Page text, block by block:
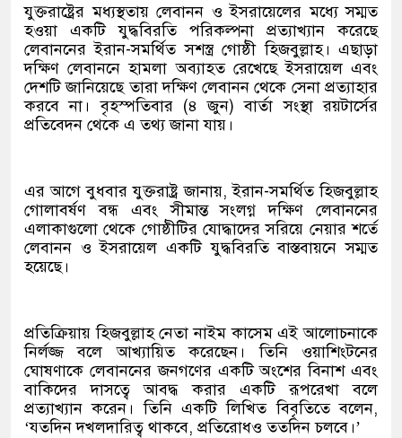
যুক্তরাষ্ট্রের মধ্যস্থতায় লেবানন ও ইসরায়েলের মধ্যে সম্মত
হওয়া একটি যুদ্ধবিরতি পরিকল্পনা প্রত্যাখ্যান করেছে
লেবাননের ইরান-সমর্থিত সশস্ত্র গোষ্ঠী হিজবুল্লাহ। এছাড়া
দক্ষিণ লেবাননে হামলা অব্যাহত রেখেছে ইসরায়েল এবং
দেশটি জানিয়েছে তারা দক্ষিণ লেবানন থেকে সেনা প্রত্যাহার
করবে না। বৃহস্পতিবার (৪ জুন) বার্তা সংস্থা রয়টার্সের
প্রতিবেদন থেকে এ তথ্য জানা যায়।
এর আগে বুধবার যুক্তরাষ্ট্র জানায়, ইরান-সমর্থিত হিজবুল্লাহ
গোলাবর্ষণ বন্ধ এবং সীমান্ত সংলগ্ন দক্ষিণ লেবাননের
এলাকাগুলো থেকে গোষ্ঠীটির যোদ্ধাদের সরিয়ে নেয়ার শর্তে
লেবানন ও ইসরায়েল একটি যুদ্ধবিরতি বাস্তবায়নে সম্মত
হয়েছে।
প্রতিক্রিয়ায় হিজবুল্লাহ নেতা নাইম কাসেম এই আলোচনাকে
নির্লজ্জ বলে আখ্যায়িত করেছেন। তিনি ওয়াশিংটনের
ঘোষণাকে লেবাননের জনগণের একটি অংশের বিনাশ এবং
বাকিদের দাসত্বে আবদ্ধ করার একটি রূপরেখা বলে
প্রত্যাখ্যান করেন। তিনি একটি লিখিত বিবৃতিতে বলেন,
‘যতদিন দখলদারিত্ব থাকবে, প্রতিরোধও ততদিন চলবে।’